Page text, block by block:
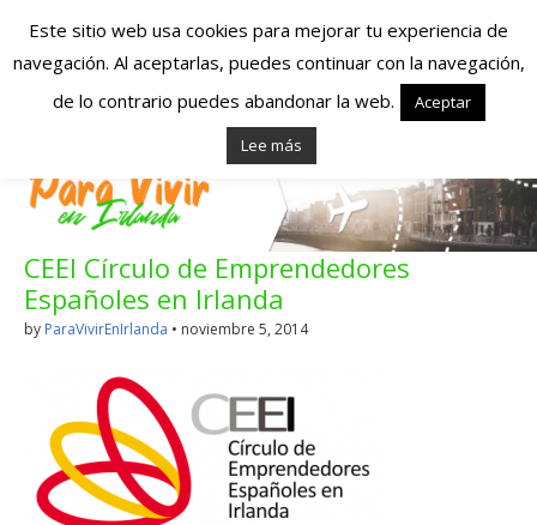
Españoles en
Irlanda – Vivir en
Irlanda – Trabajo
en Irlanda –
Alojamiento en
Irlanda
Blog dedicado a los que viven, estudian y trabajan en
Irlanda!
CEEI Círculo de Emprendedores
Españoles en Irlanda
by ParaVivirEnIrlanda • noviembre 5, 2014
Este sitio web usa cookies para mejorar tu experiencia de
navegación. Al aceptarlas, puedes continuar con la navegación,
de lo contrario puedes abandonar la web.
Aceptar
Lee más